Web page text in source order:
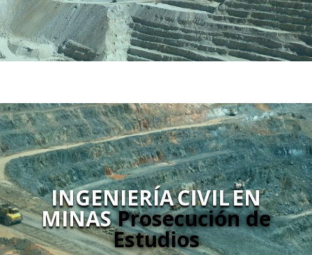
INGENIERÍA CIVIL EN
MINASProsecución de
Estudios